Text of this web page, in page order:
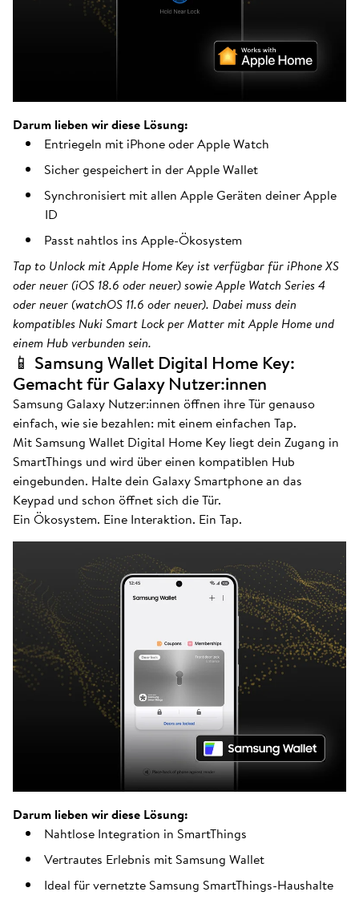
Darum lieben wir diese Lösung:
Entriegeln mit iPhone oder Apple Watch
Sicher gespeichert in der Apple Wallet
Synchronisiert mit allen Apple Geräten deiner Apple
ID
Passt nahtlos ins Apple-Ökosystem
Tap to Unlock mit Apple Home Key ist verfügbar für iPhone XS
oder neuer (iOS 18.6 oder neuer) sowie Apple Watch Series 4
oder neuer (watchOS 11.6 oder neuer). Dabei muss dein
kompatibles Nuki Smart Lock per Matter mit Apple Home und
einem Hub verbunden sein.
📱 Samsung Wallet Digital Home Key:
Gemacht für Galaxy Nutzer:innen
Samsung Galaxy Nutzer:innen öffnen ihre Tür genauso
einfach, wie sie bezahlen: mit einem einfachen Tap.
Mit Samsung Wallet Digital Home Key liegt dein Zugang in
SmartThings und wird über einen kompatiblen Hub
eingebunden. Halte dein Galaxy Smartphone an das
Keypad und schon öffnet sich die Tür.
Ein Ökosystem. Eine Interaktion. Ein Tap.
Darum lieben wir diese Lösung:
Nahtlose Integration in SmartThings
Vertrautes Erlebnis mit Samsung Wallet
Ideal für vernetzte Samsung SmartThings-Haushalte